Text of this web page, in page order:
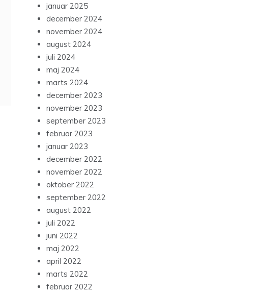
januar 2025
december 2024
november 2024
august 2024
juli 2024
maj 2024
marts 2024
december 2023
november 2023
september 2023
februar 2023
januar 2023
december 2022
november 2022
oktober 2022
september 2022
august 2022
juli 2022
juni 2022
maj 2022
april 2022
marts 2022
februar 2022